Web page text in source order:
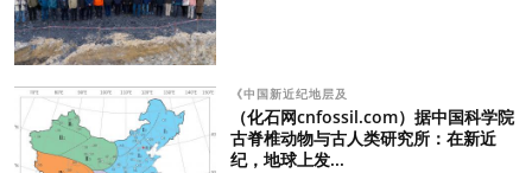
《中国新近纪地层及
（化石网cnfossil.com）据中国科学院
古脊椎动物与古人类研究所：在新近
纪，地球上发...